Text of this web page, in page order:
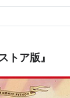
さ、ビターだけ…
トア版』